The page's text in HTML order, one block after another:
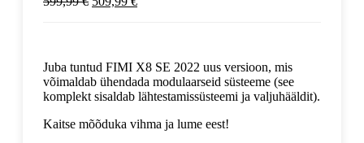
Juba tuntud FIMI X8 SE 2022 uus versioon, mis
võimaldab ühendada modulaarseid süsteeme (see
komplekt sisaldab lähtestamissüsteemi ja valjuhääldit).
Kaitse mõõduka vihma ja lume eest!